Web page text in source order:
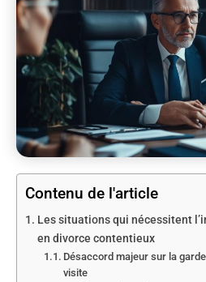
Contenu de l'article
Les situations qui nécessitent
en divorce contentieux
Désaccord majeur sur la
visite